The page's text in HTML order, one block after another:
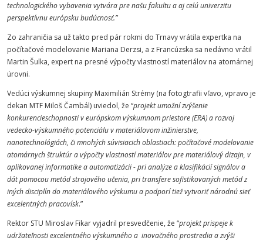
technologického vybavenia vytvára pre našu fakultu a aj celú univerzitu
perspektívnu európsku budúcnosť.”
Zo zahraničia sa už takto pred pár rokmi do Trnavy vrátila expertka na
počítačové modelovanie Mariana Derzsi, a z Francúzska sa nedávno vrátil
Martin Šulka, expert na presné výpočty vlastností materiálov na atomárnej
úrovni.
Vedúci výskumnej skupiny Maximilián Strémy (na fotogtrafii vľavo, vpravo je
dekan MTF Miloš Čambál) uviedol, že “projekt umožní zvýšenie
konkurencieschopnosti v európskom výskumnom priestore (ERA) a rozvoj
vedecko-výskumného potenciálu v materiálovom inžinierstve,
nanotechnológiách, či mnohých súvisiacich oblastiach: počítačové modelovanie
atomárnych štruktúr a výpočty vlastností materiálov pre materiálový dizajn, v
aplikovanej informatike a automatizácii - pri analýze a klasifikácií signálov a
dát pomocou metód strojového učenia, pri transfere sofistikovaných metód z
iných disciplín do materiálového výskumu a podporí tiež vytvoriť národnú sieť
excelentných pracovísk.”
Rektor STU Miroslav Fikar vyjadril presvedčenie, že “projekt prispeje k
udržateľnosti excelentného výskumného a inovačného prostredia a zvýši